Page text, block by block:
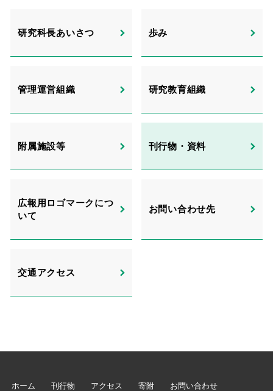
研究科⻑あいさつ 歩み
管理運営組織 研究教育組織
附属施設等 刊⾏物・資料
広報用ロゴマークにつ
いて
お問い合わせ先
交通アクセス
ホーム 刊行物 アクセス 寄附
お問い合わせ